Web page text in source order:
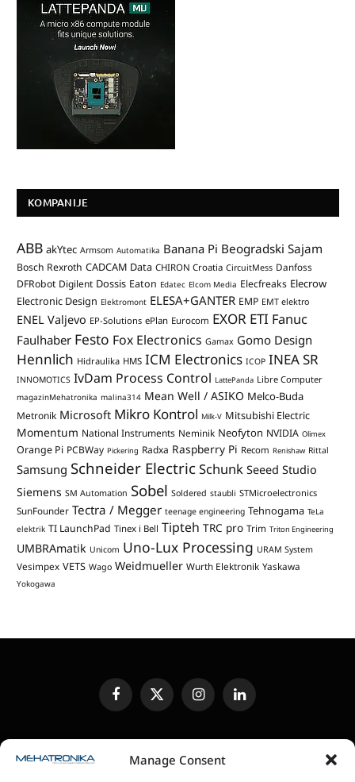
Manage Consent
KOMPANIJE
ABB akYtec Armsom Automatika Banana Pi Beogradski Sajam
Bosch Rexroth CADCAM Data CHIRON Croatia CircuitMess Danfoss
DFRobot Digilent Dossis Eaton Edatec Elcom Media Elecfreaks Elecrow
Electronic Design Elektromont ELESA+GANTER EMP EMT elektro
ENEL Valjevo EP-Solutions ePlan Eurocom EXOR ETI Fanuc
Faulhaber Festo Fox Electronics Gamax Gomo Design
Hennlich Hidraulika HMS ICM Electronics ICOP INEA SR
INNOMOTICS IvDam Process Control LattePanda Libre Computer
magazinMehatronika malina314 Mean Well / ASIKO Melco-Buda
Metronik Microsoft Mikro Kontrol Milk-V Mitsubishi Electric
Momentum National Instruments Neminik Neofyton NVIDIA Olimex
Orange Pi PCBWay Pickering Radxa Raspberry Pi Recom Renishaw Rittal
Samsung Schneider ElectricSchunk Seeed Studio
Siemens SM Automation Sobel Soldered staubli STMicroelectronics
SunFounder Tectra / Megger teenage engineering Tehnogama TeLa
elektrik TI LaunchPad Tinex i Bell Tipteh TRC pro Trim Triton Engineering
UMBRAmatik Unicom Uno-Lux Processing URAM System
Vesimpex VETS Wago Weidmueller Wurth Elektronik Yaskawa
Yokogawa
FacebookX
(Twitter)
InstagramLinkedIn
SLANJE JEDINICA ZA RECENZIJU